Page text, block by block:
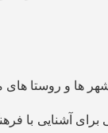
ها و روستا های
آشنایی با